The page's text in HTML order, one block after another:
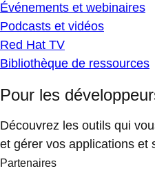
Événements et webinaires
Podcasts et vidéos
Red Hat TV
Bibliothèque de ressources
Pour les
Découvrez les outils qui
et gérer vos applications et
Partenaires